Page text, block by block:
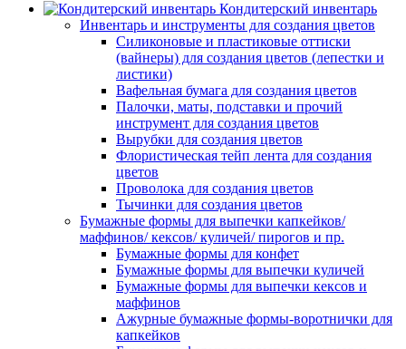
Кондитерский инвентарь
Инвентарь и инструменты для создания цветов
Силиконовые и пластиковые оттиски
(вайнеры) для создания цветов (лепестки и
листики)
Вафельная бумага для создания цветов
Палочки, маты, подставки и прочий
инструмент для создания цветов
Вырубки для создания цветов
Флористическая тейп лента для создания
цветов
Проволока для создания цветов
Тычинки для создания цветов
Бумажные формы для выпечки капкейков/
маффинов/ кексов/ куличей/ пирогов и пр.
Бумажные формы для конфет
Бумажные формы для выпечки куличей
Бумажные формы для выпечки кексов и
маффинов
Ажурные бумажные формы-воротнички для
капкейков